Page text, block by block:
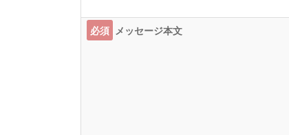
必須 メッセージ本文